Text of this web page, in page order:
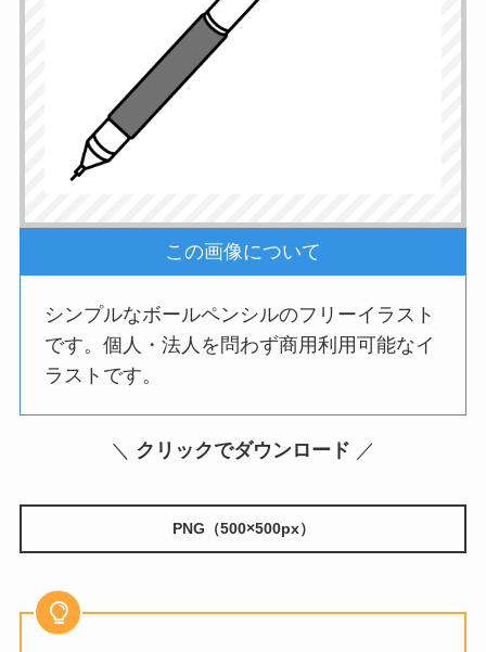
この画像について
シンプルなボールペンシルのフリーイラスト
です。個人・法人を問わず商用利用可能なイ
ラストです。
＼ クリックでダウンロード ／
PNG（500×500px）